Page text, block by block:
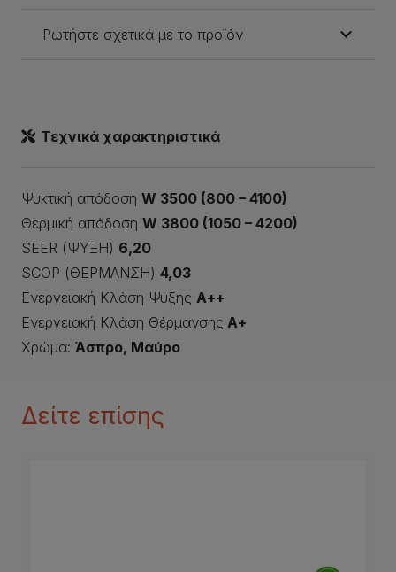
Ρωτήστε σχετικά με το προϊόν
Τεχνικά χαρακτηριστικά
Ψυκτική απόδοση W 3500 (800 – 4100)
Θερμική απόδοση W 3800 (1050 – 4200)
SEER (ΨΥΞΗ) 6,20
SCOP (ΘΕΡΜΑΝΣΗ) 4,03
Ενεργειακή Κλάση Ψύξης Α++
Ενεργειακή Κλάση Θέρμανσης Α+
Χρώμα: Άσπρο, Μαύρο
Δείτε επίσης